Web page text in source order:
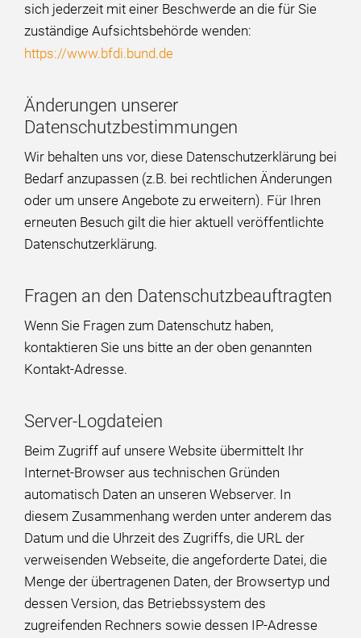
sich jederzeit mit einer Beschwerde an die für Sie
zuständige Aufsichtsbehörde wenden:
https://www.bfdi.bund.de
Änderungen unserer
Datenschutzbestimmungen
Wir behalten uns vor, diese Datenschutzerklärung bei
Bedarf anzupassen (z.B. bei rechtlichen Änderungen
oder um unsere Angebote zu erweitern). Für Ihren
erneuten Besuch gilt die hier aktuell veröffentlichte
Datenschutzerklärung.
Fragen an den Datenschutzbeauftragten
Wenn Sie Fragen zum Datenschutz haben,
kontaktieren Sie uns bitte an der oben genannten
Kontakt-Adresse.
Server-Logdateien
Beim Zugriff auf unsere Website übermittelt Ihr
Internet-Browser aus technischen Gründen
automatisch Daten an unseren Webserver. In
diesem Zusammenhang werden unter anderem das
Datum und die Uhrzeit des Zugriffs, die URL der
verweisenden Webseite, die angeforderte Datei, die
Menge der übertragenen Daten, der Browsertyp und
dessen Version, das Betriebssystem des
zugreifenden Rechners sowie dessen IP-Adresse